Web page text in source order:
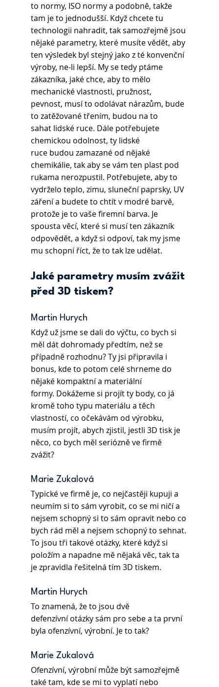
to normy, ISO normy a podobně, takže
tam je to jednodušší. Když chcete tu
technologii nahradit, tak samozřejmě jsou
nějaké parametry, které musíte vědět, aby
ten výsledek byl stejný jako z té konvenční
výroby, ne-li lepší. My se tedy ptáme
zákazníka, jaké chce, aby to mělo
mechanické vlastnosti, pružnost,
pevnost, musí to odolávat nárazům, bude
to zatěžované třením, budou na to
sahat lidské ruce. Dále potřebujete
chemickou odolnost, ty lidské
ruce budou zamazané od nějaké
chemikálie, tak aby se vám ten plast pod
rukama nerozpustil. Potřebujete, aby to
vydrželo teplo, zimu, sluneční paprsky, UV
záření a budete to chtít v modré barvě,
protože je to vaše firemní barva. Je
spousta věcí, které si musí ten zákazník
odpovědět, a když si odpoví, tak my jsme
mu schopní říct, že to tak lze udělat.
Jaké parametry musím zvážit
před 3D tiskem?
Martin Hurych
Když už jsme se dali do výčtu, co bych si
měl dát dohromady předtím, než se
případně rozhodnu? Ty jsi připravila i
bonus, kde to potom celé shrneme do
nějaké kompaktní a materiální
formy. Dokážeme si projít ty body, co já
kromě toho typu materiálu a těch
vlastností, co očekávám od výrobku,
musím projít, abych zjistil, jestli 3D tisk je
něco, co bych měl seriózně ve firmě
zvážit?
Marie Zukalová
Typické ve firmě je, co nejčastěji kupuji a
neumím si to sám vyrobit, co se mi ničí a
nejsem schopný si to sám opravit nebo co
bych rád měl a nejsem schopný to sehnat.
To jsou tři takové otázky, které když si
položím a napadne mě nějaká věc, tak ta
je zpravidla řešitelná tím 3D tiskem.
Martin Hurych
To znamená, že to jsou dvě
defenzívní otázky sám pro sebe a ta první
byla ofenzívní, výrobní. Je to tak?
Marie Zukalová
Ofenzívní, výrobní může být samozřejmě
také tam, kde se mi to vyplatí nebo